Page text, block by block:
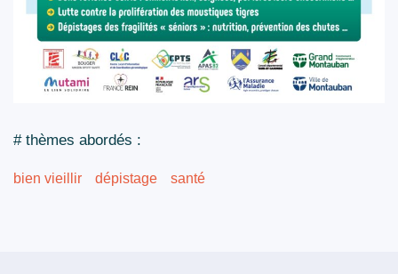
# thèmes abordés :
bien vieillir dépistage santé